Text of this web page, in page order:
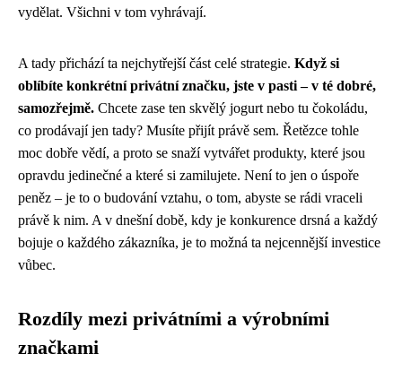
vydělat. Všichni v tom vyhrávají.
A tady přichází ta nejchytřejší část celé strategie. Když si
oblíbíte konkrétní privátní značku, jste v pasti – v té dobré,
samozřejmě. Chcete zase ten skvělý jogurt nebo tu čokoládu,
co prodávají jen tady? Musíte přijít právě sem. Řetězce tohle
moc dobře vědí, a proto se snaží vytvářet produkty, které jsou
opravdu jedinečné a které si zamilujete. Není to jen o úspoře
peněz – je to o budování vztahu, o tom, abyste se rádi vraceli
právě k nim. A v dnešní době, kdy je konkurence drsná a každý
bojuje o každého zákazníka, je to možná ta nejcennější investice
vůbec.
Rozdíly mezi privátními a výrobními
značkami